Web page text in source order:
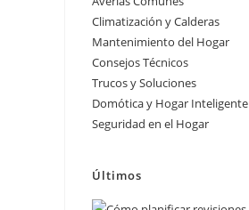
Climatización y Calderas
Mantenimiento del Hogar
Consejos Técnicos
Trucos y Soluciones
Domótica y Hogar Inteligente
Seguridad en el Hogar
Últimos